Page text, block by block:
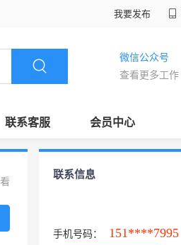
我要发布
微信公众号
查看更多工作
联系客服 会员中心
联系信息
手机号码： 151****7995